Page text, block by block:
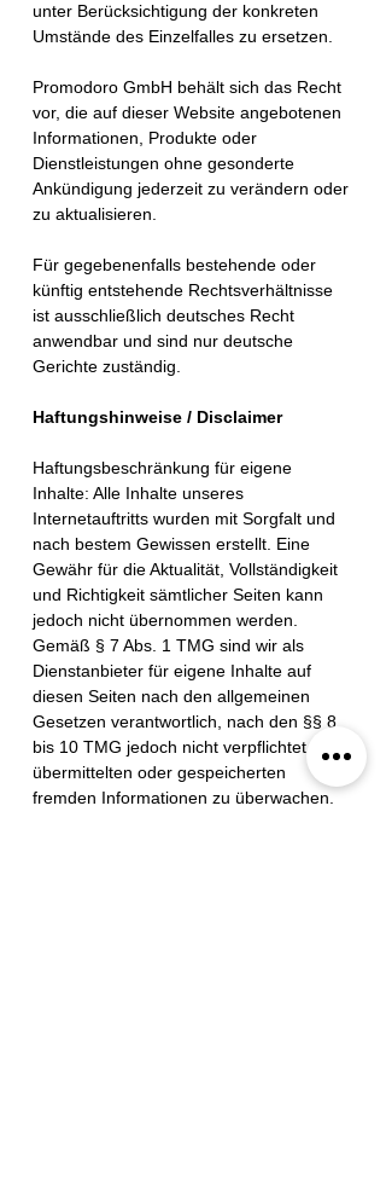
unter Berücksichtigung der konkreten
Umstände des Einzelfalles zu ersetzen.
Promodoro GmbH behält sich das Recht
vor, die auf dieser Website angebotenen
Informationen, Produkte oder
Dienstleistungen ohne gesonderte
Ankündigung jederzeit zu verändern oder
zu aktualisieren.
Für gegebenenfalls bestehende oder
künftig entstehende Rechtsverhältnisse
ist ausschließlich deutsches Recht
anwendbar und sind nur deutsche
Gerichte zuständig.
Haftungshinweise / Disclaimer
Haftungsbeschränkung für eigene
Inhalte: Alle Inhalte unseres
Internetauftritts wurden mit Sorgfalt und
nach bestem Gewissen erstellt. Eine
Gewähr für die Aktualität, Vollständigkeit
und Richtigkeit sämtlicher Seiten kann
jedoch nicht übernommen werden.
Gemäß § 7 Abs. 1 TMG sind wir als
Dienstanbieter für eigene Inhalte auf
diesen Seiten nach den allgemeinen
Gesetzen verantwortlich, nach den §§ 8
bis 10 TMG jedoch nicht verpflichtet, die
übermittelten oder gespeicherten
fremden Informationen zu überwachen.